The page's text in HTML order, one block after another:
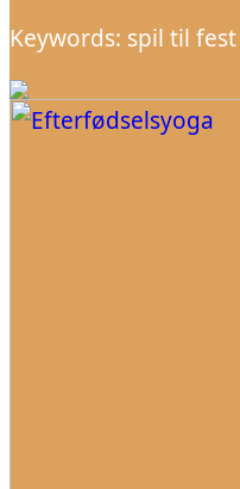
Keywords: spil til fest